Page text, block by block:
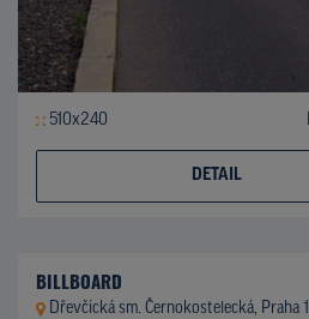
510x240
DETAIL
BILLBOARD
Dřevčická sm. Černokostelecká, Praha